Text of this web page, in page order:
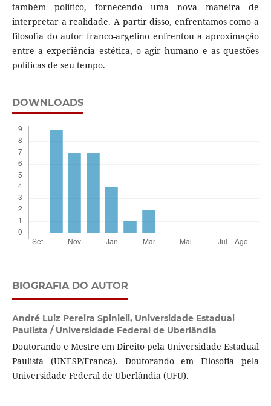
também político, fornecendo uma nova maneira de
interpretar a realidade. A partir disso, enfrentamos como a
filosofia do autor franco-argelino enfrentou a aproximação
entre a experiência estética, o agir humano e as questões
políticas de seu tempo.
DOWNLOADS
BIOGRAFIA DO AUTOR
André Luiz Pereira Spinieli, Universidade Estadual
Paulista / Universidade Federal de Uberlândia
Doutorando e Mestre em Direito pela Universidade Estadual
Paulista (UNESP/Franca). Doutorando em Filosofia pela
Universidade Federal de Uberlândia (UFU).